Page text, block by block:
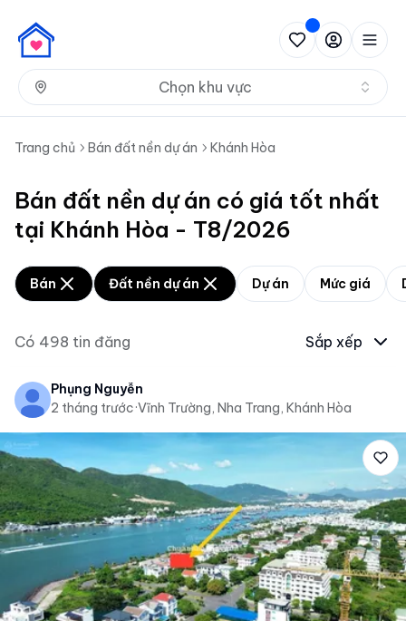
Chọn khu vực
Trang chủ Bán đất nền dự án Khánh Hòa
Bán đất nền dự án có giá tốt nhất
tại Khánh Hòa - T8/2026
Bán Đất nền dự án Dự án Mức giá
Có 498 tin đăng Sắp xếp
Phụng Nguyễn
2 tháng trước·Vĩnh Trường, Nha Trang, Khánh Hòa